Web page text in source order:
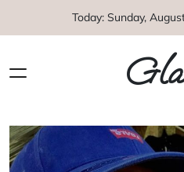
Today: Sunday,